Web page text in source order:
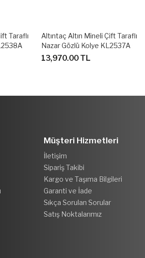
Taraflı
Altıntaç Altın Mineli Çift Taraflı
Nazar Gözlü Kolye KL2537A
13,970.00 TL
Müşteri Hizmetleri
İletişim
Sipariş Takibi
Kargo ve Taşıma Bilgileri
Garanti ve İade
Sıkça Sorulan Sorular
Satış Noktalarımız